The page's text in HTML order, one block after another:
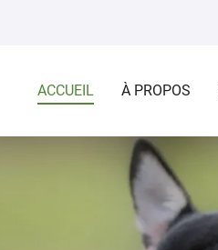
ACCUEIL À PROPOS